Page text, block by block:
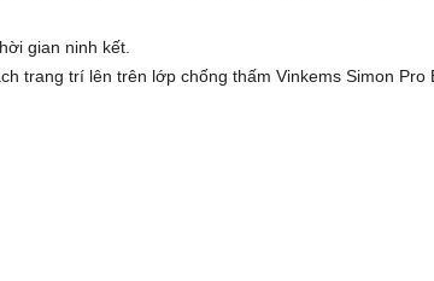
gian ninh kết.
trang trí lên trên lớp chống thấm Vinkems Simon Pro